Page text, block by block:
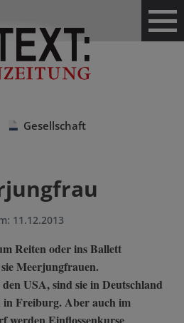
Gesellschaft
11.12.2013
Reiten oder ins Ballett
Meerjungfrauen.
USA, sind sie in Deutschland
in Freiburg. Aber auch im